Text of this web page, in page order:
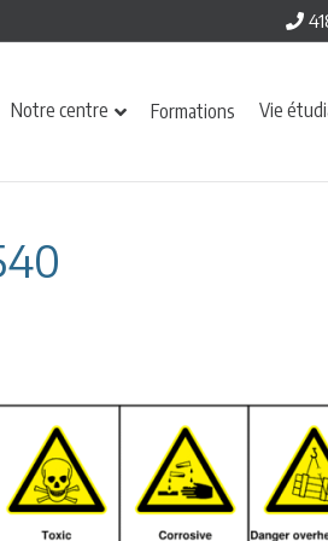
Notre centre Formations Vie